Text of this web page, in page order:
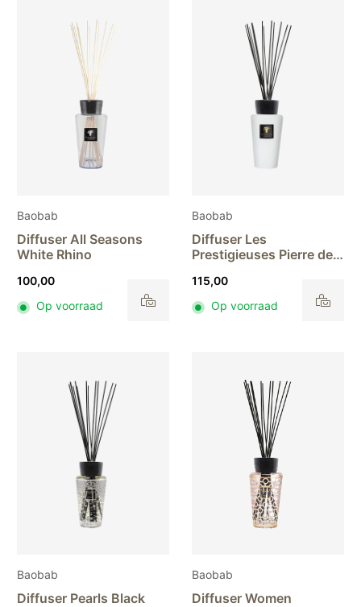
Baobab
Diffuser All Seasons
White Rhino
100,00
Op voorraad
Baobab
Diffuser Les
Prestigieuses Pierre de
115,00
Op voorraad
Baobab
Diffuser Pearls Black
Baobab
Diffuser Women